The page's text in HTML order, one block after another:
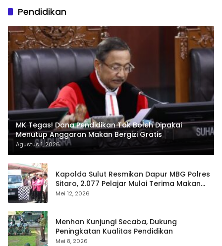
Pendidikan
MK Tegas! Dana Pendidikan Tak Boleh Dipakai
Menutup Anggaran Makan Bergizi Gratis
Agustus 1, 2026
Kapolda Sulut Resmikan Dapur MBG Polres
Sitaro, 2.077 Pelajar Mulai Terima Makan
Gratis
Mei 12, 2026
Menhan Kunjungi Secaba, Dukung
Peningkatan Kualitas Pendidikan
Mei 8, 2026